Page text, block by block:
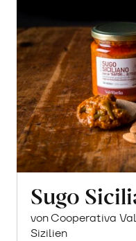
Sugo
von Cooperativa
Sizilien